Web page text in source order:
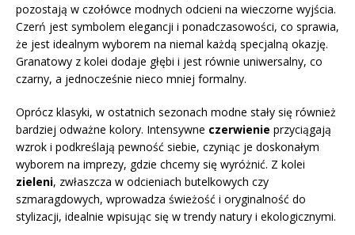
pozostają w czołówce modnych odcieni na wieczorne wyjścia.
Czerń jest symbolem elegancji i ponadczasowości, co sprawia,
że jest idealnym wyborem na niemal każdą specjalną okazję.
Granatowy z kolei dodaje głębi i jest równie uniwersalny, co
czarny, a jednocześnie nieco mniej formalny.
Oprócz klasyki, w ostatnich sezonach modne stały się również
bardziej odważne kolory. Intensywne czerwienie przyciągają
wzrok i podkreślają pewność siebie, czyniąc je doskonałym
wyborem na imprezy, gdzie chcemy się wyróżnić. Z kolei
zieleni, zwłaszcza w odcieniach butelkowych czy
szmaragdowych, wprowadza świeżość i oryginalność do
stylizacji, idealnie wpisując się w trendy natury i ekologicznymi.